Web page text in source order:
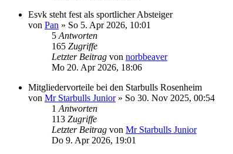
Esvk steht fest als sportlicher Absteiger
von Pan » So 5. Apr 2026, 10:01
5 Antworten
165 Zugriffe
Letzter Beitrag von norbbeaver
Mo 20. Apr 2026, 18:06
Mitgliedervorteile bei den Starbulls Rosenheim
von Mr Starbulls Junior» So 30. Nov 2025, 00:54
1 Antworten
113 Zugriffe
Letzter Beitrag von Mr Starbulls Junior
Do 9. Apr 2026, 19:01